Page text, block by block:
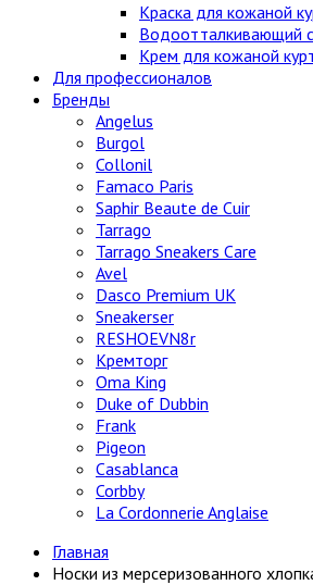
Краска для кожаной
Водоотталкивающий
Крем для кожаной
Для профессионалов
Бренды
Angelus
Burgol
Collonil
Famaco Paris
Saphir Beaute de Cuir
Tarrago
Tarrago Sneakers Care
Avel
Dasco Premium UK
Sneakerser
RESHOEVN8r
Кремторг
Oma King
Duke of Dubbin
Frank
Pigeon
Casablanca
Corbby
La Cordonnerie Anglaise
Главная
Носки из мерсеризованного